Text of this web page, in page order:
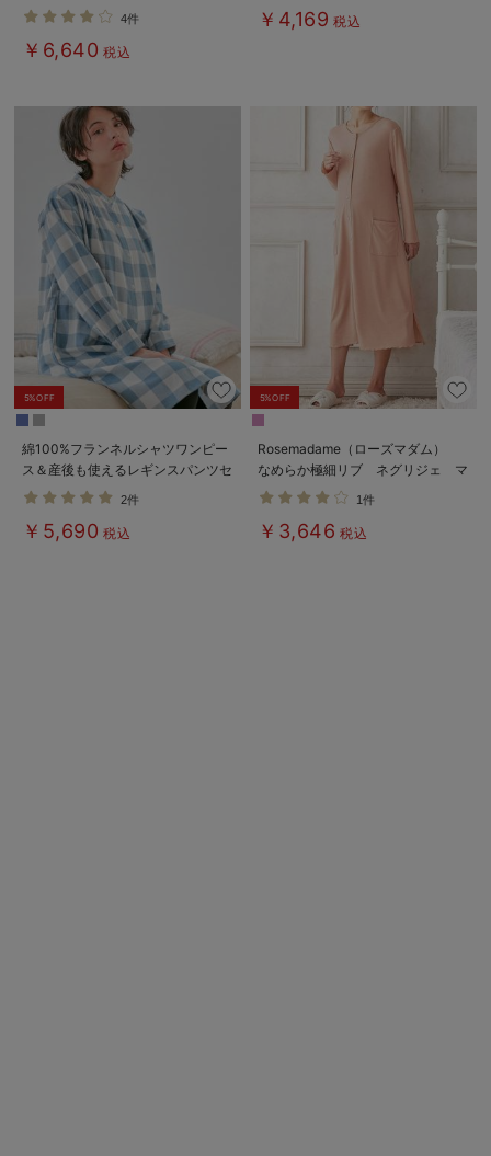
ニティ・授乳パジャマ【出産後も長
4件
￥6,640 税込
タニティ・授乳パジャマ【産後まで
長く使える】
￥4,169 税込
5%OFF
綿100%フランネルシャツワンピー
ス＆産後も使えるレギンスパンツセ
ット【出産後も長く使える】
2件
￥5,690 税込
5%OFF
Rosemadame（ローズマダム）
なめらか極細リブ ネグリジェ マ
タニティ・産後授乳パジャマ【出産
1件
￥3,646 税込